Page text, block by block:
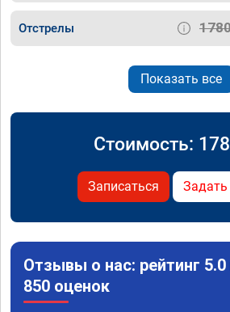
Отстрелы
Показать все
Стоимость:
Записаться Задать
Отзывы о нас: рейтинг 5.0
850 оценок